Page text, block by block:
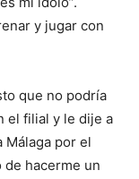
y jugar con
que no podría
el filial y le dije a
Málaga por el
de hacerme un